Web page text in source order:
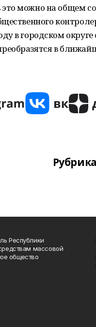
можно на общем
в городском
в
Республики
массовой
общество